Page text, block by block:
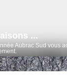
...
Aubrac Sud vous